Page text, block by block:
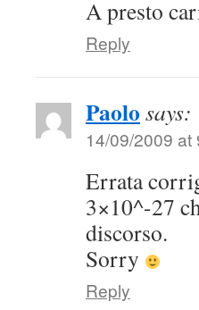
A presto
Reply
Paolo says:
14/09/2009 at
Errata
3×10^-27
discorso.
Sorry
Reply